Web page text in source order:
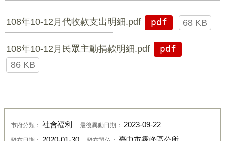
108年10-12月代收款支出明細.pdf pdf 68 KB
108年10-12月民眾主動捐款明細.pdf
pdf
86 KB
市府分類： 社會福利 最後異動日期： 2023-09-22